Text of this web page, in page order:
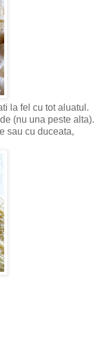
la fel cu tot aluatul.
(nu una peste alta).
sau cu duceata,